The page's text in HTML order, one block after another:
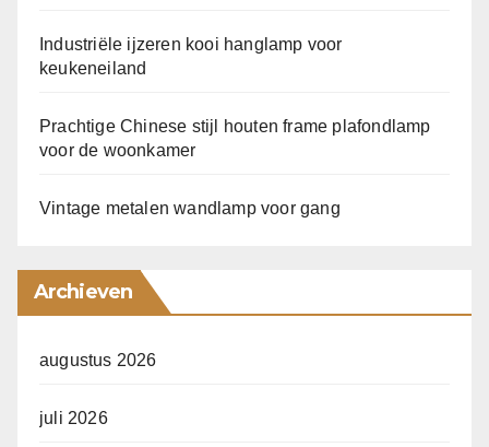
Industriële ijzeren kooi hanglamp voor
keukeneiland
Prachtige Chinese stijl houten frame plafondlamp
voor de woonkamer
Vintage metalen wandlamp voor gang
Archieven
augustus 2026
juli 2026